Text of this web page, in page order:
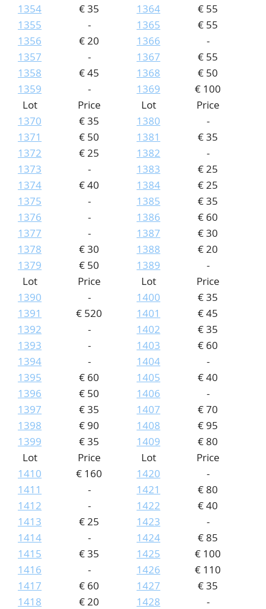
1354
€ 35
1355
-
1356
€ 20
1357
-
1358
€ 45
1359
-
1364
€ 55
1365
€ 55
1366
-
1367
€ 55
1368
€ 50
1369
€ 100
Lot
Price
1370
€ 35
1371
€ 50
1372
€ 25
1373
-
1374
€ 40
1375
-
1376
-
1377
-
1378
€ 30
1379
€ 50
Lot
Price
1380
-
1381
€ 35
1382
-
1383
€ 25
1384
€ 25
1385
€ 35
1386
€ 60
1387
€ 30
1388
€ 20
1389
-
Lot
Price
1390
-
1391
€ 520
1392
-
1393
-
1394
-
1395
€ 60
1396
€ 50
1397
€ 35
1398
€ 90
1399
€ 35
Lot
Price
1400
€ 35
1401
€ 45
1402
€ 35
1403
€ 60
1404
-
1405
€ 40
1406
-
1407
€ 70
1408
€ 95
1409
€ 80
Lot
Price
1410
€ 160
1411
-
1412
-
1413
€ 25
1414
-
1415
€ 35
1416
-
1417
€ 60
1418
€ 20
Lot
Price
1420
-
1421
€ 80
1422
€ 40
1423
-
1424
€ 85
1425
€ 100
1426
€ 110
1427
€ 35
1428
-